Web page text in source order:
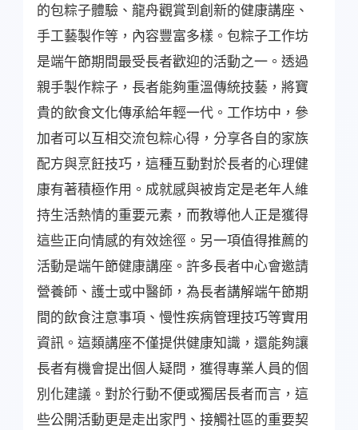
的包粽子體驗、龍舟觀賞到創新的健康講座、
手工藝製作等，內容豐富多樣。包粽子工作坊
是端午節期間最受長者歡迎的活動之一。透過
親手製作粽子，長者能夠重溫傳統技藝，將寶
貴的飲食文化傳承給年輕一代。工作坊中，參
加者可以互相交流包粽心得，分享各自的家族
配方與烹飪技巧，這種互動對於長者的心理健
康有著積極作用。成就感與被肯定是老年人維
持生活熱情的重要元素，而教導他人正是獲得
這些正向情感的有效途徑。另一項值得推薦的
活動是端午節健康講座。許多長者中心會邀請
營養師、護士或中醫師，為長者講解端午節期
間的飲食注意事項、慢性疾病管理技巧等實用
資訊。這類講座不僅提供健康知識，還能夠讓
長者有機會提出個人疑問，獲得專業人員的個
別化建議。對於行動不便或獨居長者而言，這
些公開活動更是走出家門、接觸社區的重要契